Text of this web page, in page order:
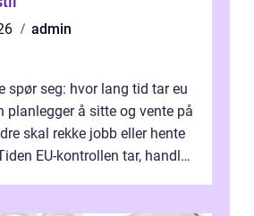
admin
spør seg: hvor lang tid tar eu
planlegger å sitte og vente på
skal rekke jobb eller hente
EU-kontrollen tar, handler